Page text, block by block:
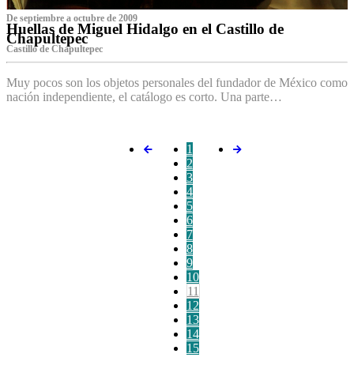
De septiembre a octubre de 2009
Huellas de Miguel Hidalgo en el Castillo de
Chapultepec
Castillo de Chapultepec
Muy pocos son los objetos personales del fundador de México como
nación independiente, el catálogo es corto. Una parte…
1
2
3
4
5
6
7
8
9
10
11
12
13
14
15